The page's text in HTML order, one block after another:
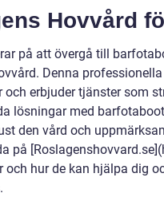
Hovvård
på att övergå till
Denna
och erbjuder tjänster som
lösningar med
den vård och
på
och hur de kan hjälpa dig